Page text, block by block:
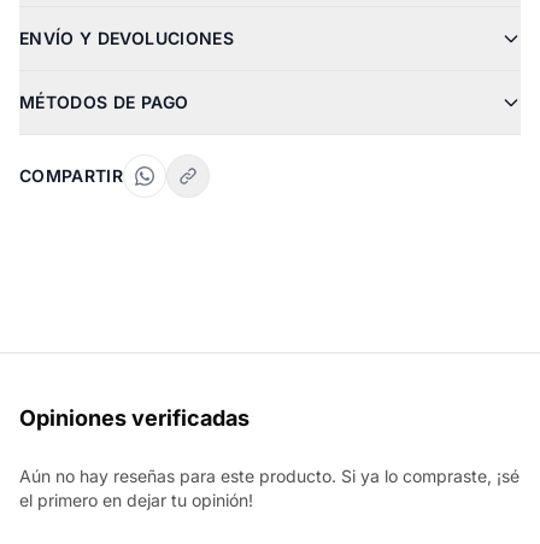
ENVÍO Y DEVOLUCIONES
MÉTODOS DE PAGO
COMPARTIR
Opiniones verificadas
Aún no hay reseñas para este producto. Si ya lo compraste, ¡sé
el primero en dejar tu opinión!